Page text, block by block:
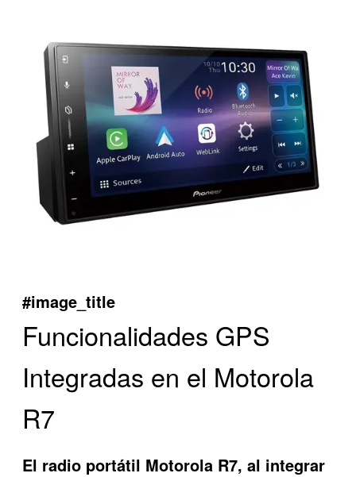
#image_title
Funcionalidades GPS
Integradas en el Motorola
R7
El radio portátil Motorola R7, al integrar